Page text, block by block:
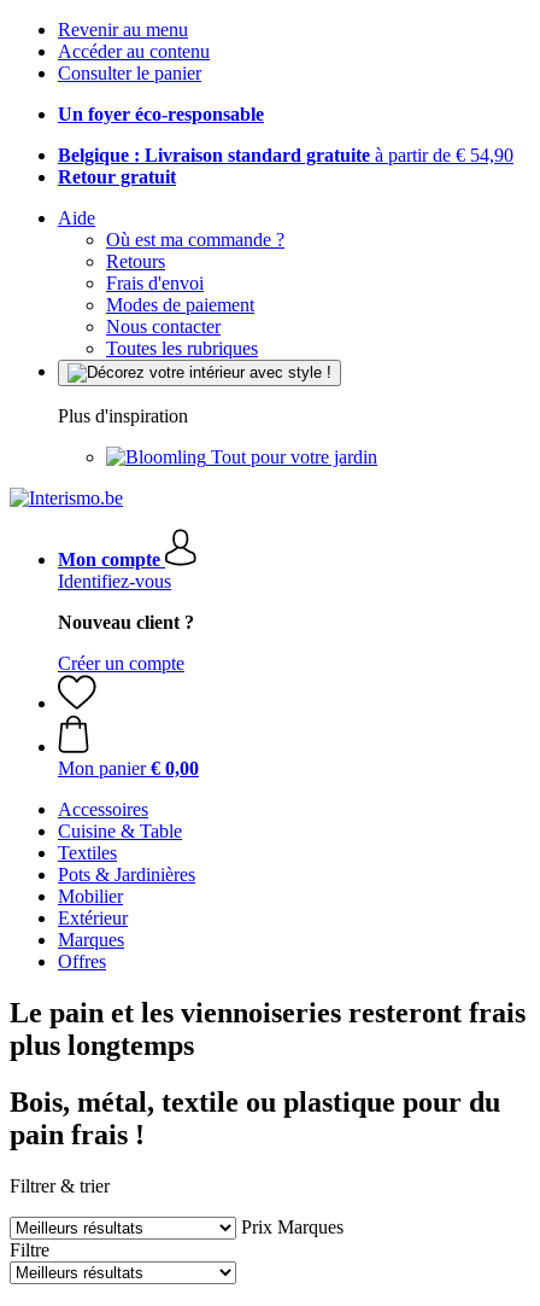
Revenir au menu
Accéder au contenu
Consulter le panier
Un foyer éco-responsable
Belgique : Livraison standard gratuite à partir de € 54,90
Retour gratuit
Aide
Où est ma commande ?
Retours
Frais d'envoi
Modes de paiement
Nous contacter
Toutes les rubriques
Plus d'inspiration
Tout pour votre jardin
Mon compte
Identifiez-vous
Nouveau client ?
Créer un compte
Mon panier € 0,00
Accessoires
Cuisine & Table
Textiles
Pots & Jardinières
Mobilier
Extérieur
Marques
Offres
Le pain et les viennoiseries resteront frais
plus longtemps
Bois, métal, textile ou plastique pour du
pain frais !
Filtrer & trier
Prix Marques
Filtre